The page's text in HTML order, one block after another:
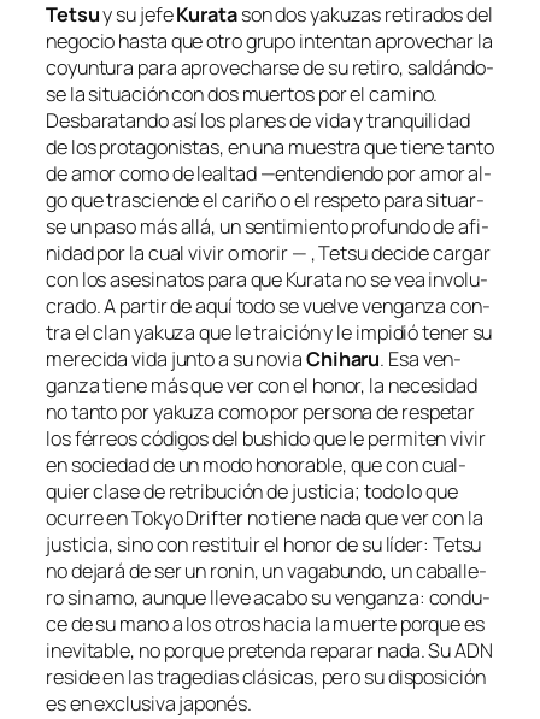
Tetsuy su je­feKuratason dos ya­ku­zas re­ti­ra­dos del
ne­go­cio has­ta que otro gru­po in­ten­tan apro­ve­char la
co­yun­tu­ra pa­ra apro­ve­char­se de su re­ti­ro, sal­dán­do­
se la si­tua­ción con dos muer­tos por el ca­mino.
Desbaratando así los pla­nes de vi­da y tran­qui­li­dad
de los pro­ta­go­nis­tas, en una mues­tra que tie­ne tan­to
de amor co­mo de leal­tad —en­ten­dien­do por amor al­
go que tras­cien­de el ca­ri­ño o el res­pe­to pa­ra si­tuar­
se un pa­so más allá, un sen­ti­mien­to pro­fun­do de afi­
ni­dad por la cual vi­vir o mo­rir — , Tetsu de­ci­de car­gar
con los ase­si­na­tos pa­ra que Kurata no se vea in­vo­lu­
cra­do. A par­tir de aquí to­do se vuel­ve ven­gan­za con­
tra el clan ya­ku­za que le trai­ción y le im­pi­dió te­ner su
me­re­ci­da vi­da jun­to a su no­viaChiharu. Esa ven­
gan­za tie­ne más que ver con el ho­nor, la ne­ce­si­dad
no tan­to por ya­ku­za co­mo por per­so­na de res­pe­tar
los fé­rreos có­di­gos del bushi­doque le per­mi­ten vi­vir
en so­cie­dad de un mo­do ho­no­ra­ble, que con cual­
quier cla­se de re­tri­bu­ción de jus­ti­cia; to­do lo que
ocu­rre enTokyo Drifterno tie­ne na­da que ver con la
jus­ti­cia, sino con res­ti­tuir el ho­nor de su lí­der: Tetsu
no de­ja­rá de ser unro­nin, un va­ga­bun­do, un ca­ba­lle­
ro sin amo, aun­que lle­ve aca­bo su ven­gan­za: con­du­
ce de su mano a los otros ha­cia la muer­te por­que es
in­evi­ta­ble, no por­que pre­ten­da re­pa­rar na­da. SuADN
re­si­de en las tra­ge­dias clá­si­cas, pe­ro su dis­po­si­ción
es en ex­clu­si­va japonés.